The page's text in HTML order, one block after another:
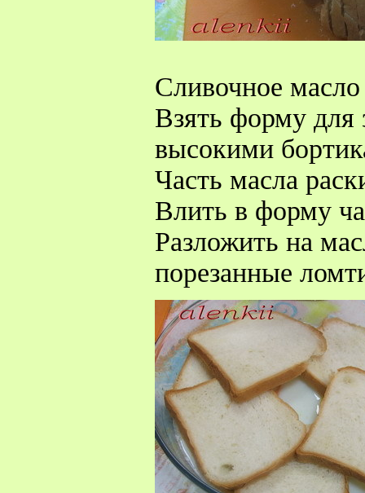
Сливочное масло
Взять форму для
высокими
Часть масла
Влить в форму
Разложить на
порезанные